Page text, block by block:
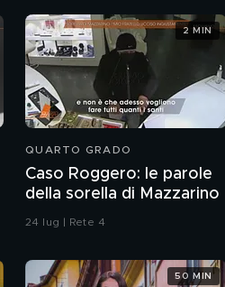
QUARTO GRADO
Caso Roggero: le parole
della sorella di Mazzarino
24 lug | Rete 4
2 MIN
50 MIN